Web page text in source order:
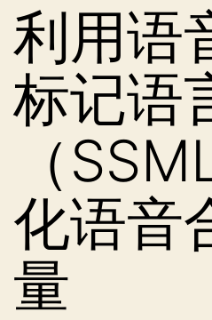
利用语
标记语
（
化语音
量